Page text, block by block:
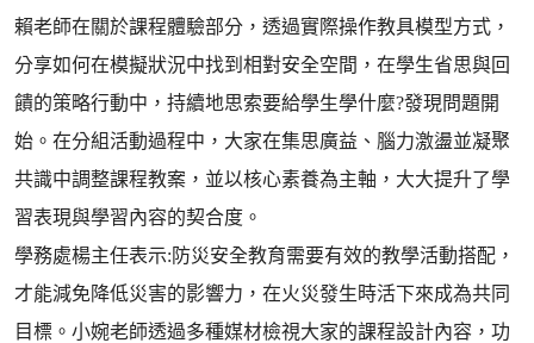
賴老師在關於課程體驗部分，透過實際操作教具模型方式，
分享如何在模擬狀況中找到相對安全空間，在學生省思與回
饋的策略行動中，持續地思索要給學生學什麼?發現問題開
始。在分組活動過程中，大家在集思廣益、腦力激盪並凝聚
共識中調整課程教案，並以核心素養為主軸，大大提升了學
習表現與學習內容的契合度。
學務處楊主任表示:防災安全教育需要有效的教學活動搭配，
才能減免降低災害的影響力，在火災發生時活下來成為共同
目標。小婉老師透過多種媒材檢視大家的課程設計內容，功